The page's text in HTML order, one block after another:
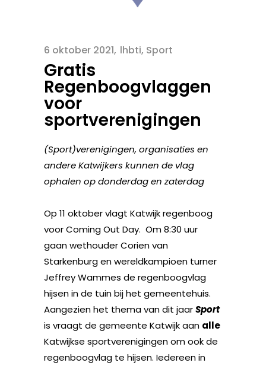
6 oktober 2021 lhbti, Sport
Gratis
Regenboogvlaggen
voor
sportverenigingen
(Sport)verenigingen, organisaties en
andere Katwijkers kunnen de vlag
ophalen op donderdag en zaterdag
Op 11 oktober vlagt Katwijk regenboog
voor Coming Out Day. Om 8:30 uur
gaan wethouder Corien van
Starkenburg en wereldkampioen turner
Jeffrey Wammes de regenboogvlag
hijsen in de tuin bij het gemeentehuis.
Aangezien het thema van dit jaarSport
is vraagt de gemeente Katwijk aan alle
Katwijkse sportverenigingen om ook de
regenboogvlag te hijsen. Iedereen in